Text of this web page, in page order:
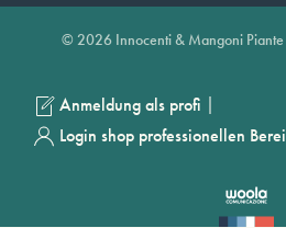
© 2026 Innocenti & Mangoni Piante
Anmeldung als profi |
Login shop professionellen